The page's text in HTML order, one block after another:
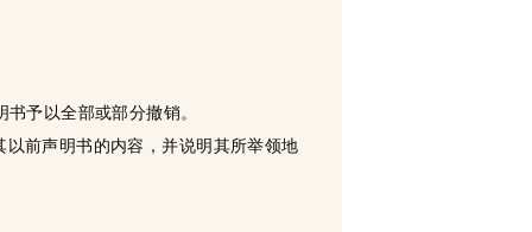
予以全部或部分撤销。
前声明书的内容，并说明其所举领地